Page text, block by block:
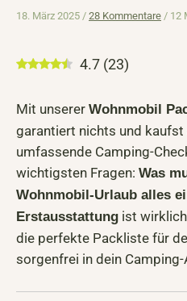
18. März 2025 / 28 Kommentare / 12
4.7 (23)
Mit unserer Wohnmobil
garantiert nichts und kaufst
umfassende Camping-
wichtigsten Fragen: Was
Wohnmobil-Urlaub alles
Erstausstattung ist
die perfekte Packliste für
sorgenfrei in dein Camping-